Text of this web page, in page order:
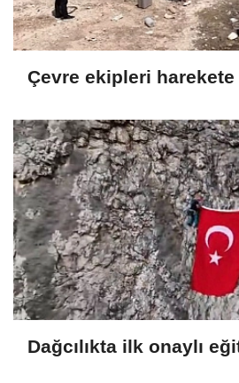
Çevre ekipleri
Dağcılıkta ilk onaylı